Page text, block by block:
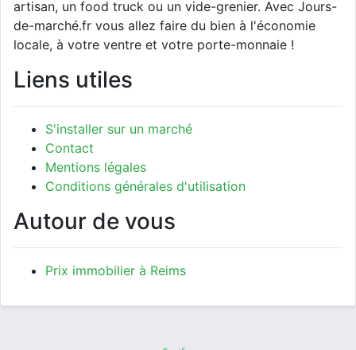
artisan, un food truck ou un vide-grenier. Avec Jours-
de-marché.fr vous allez faire du bien à l'économie
locale, à votre ventre et votre porte-monnaie !
Liens utiles
S'installer sur un marché
Contact
Mentions légales
Conditions générales d'utilisation
Autour de vous
Prix immobilier à Reims